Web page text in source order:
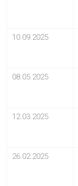
10.09.2025
08.05.2025
12.03.2025
26.02.2025